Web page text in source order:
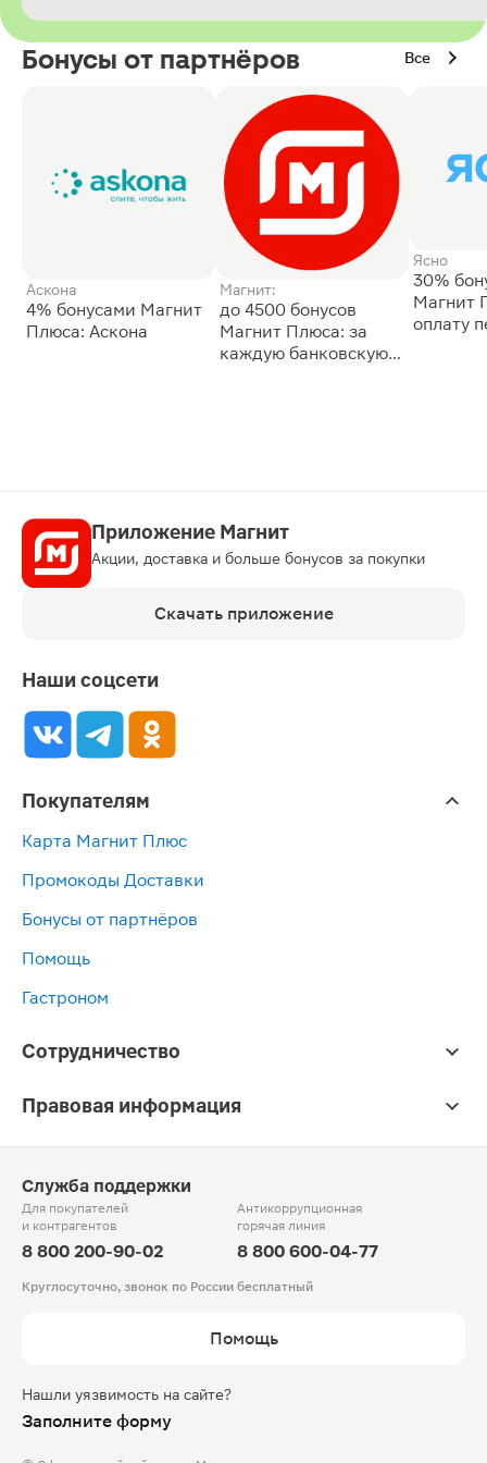
Бонусы от партнёров Все
Аскона
4% бонусами Магнит
Плюса: Аскона
Магнит:
до 4500 бонусов
Магнит Плюса: за
каждую банковскую
Ясно
30%
Магнит
оплату
Приложение Магнит
Акции, доставка и больше бонусов за покупки
Скачать приложение
Наши соцсети
Покупателям
Карта Магнит Плюс
Промокоды Доставки
Бонусы от партнёров
Помощь
Гастроном
Сотрудничество
Правовая информация
Служба поддержки
Для покупателей
и контрагентов
8 800 200-90-02
Антикоррупционная
горячая линия
8 800 600-04-77
Круглосуточно, звонок по России бесплатный
Помощь
Нашли уязвимость на сайте?
Заполните форму